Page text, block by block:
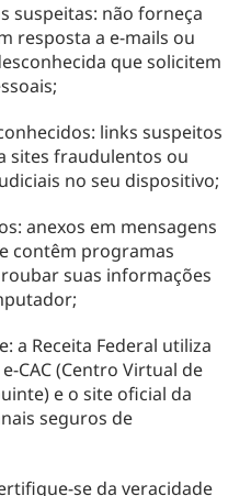
suspeitas: não forneça
resposta a e-mails ou
que solicitem
links suspeitos
sites fraudulentos ou
no seu dispositivo;
anexos em mensagens
contêm programas
suas informações
a Receita Federal utiliza
CAC (Centro Virtual de
e o site oficial da
seguros de
se da veracidade